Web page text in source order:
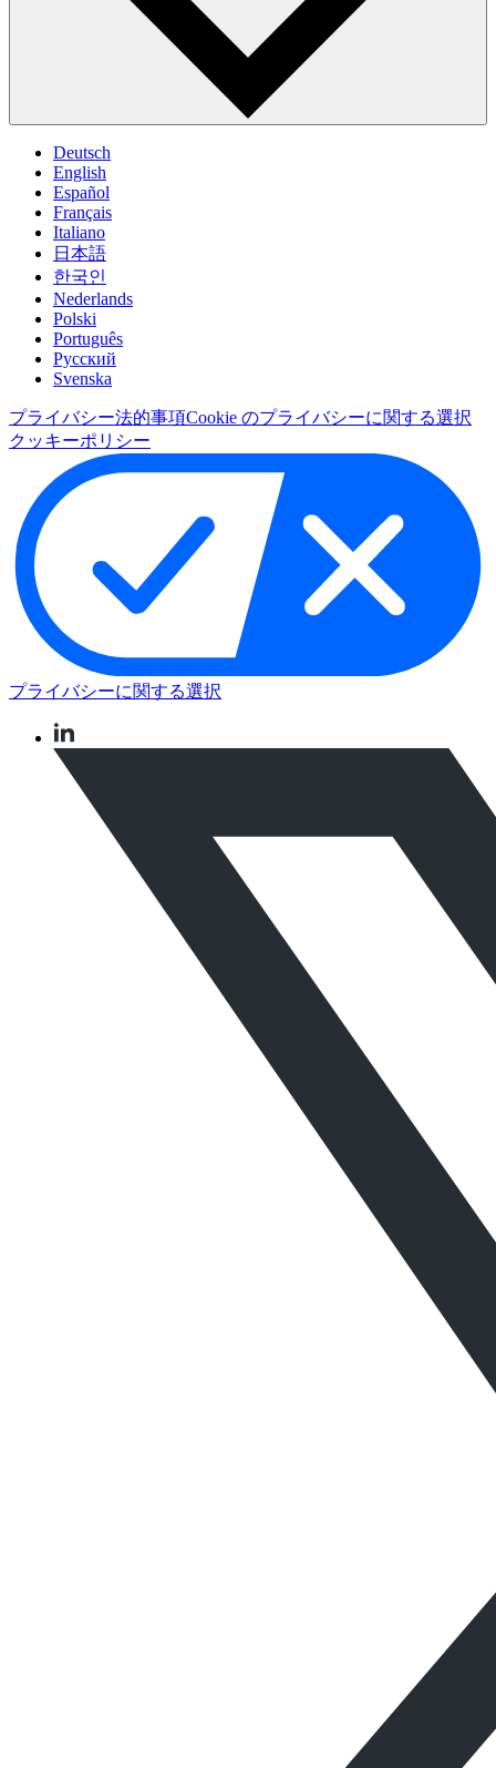
Deutsch
English
Español
Français
Italiano
日本語
한국인
Nederlands
Polski
Português
Pусский
Svenska
プライバシー法的事項Cookie のプライバシーに関する選択
クッキーポリシー
プライバシーに関する選択